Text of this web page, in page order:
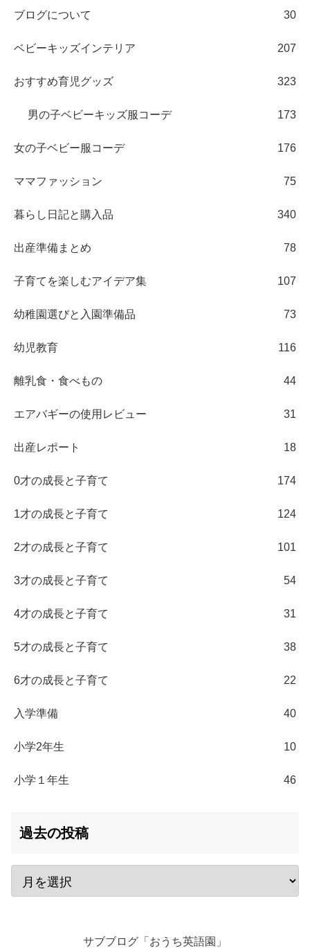
ブログについて 30
ベビーキッズインテリア 207
おすすめ育児グッズ 323
男の子ベビーキッズ服コーデ 173
女の子ベビー服コーデ 176
ママファッション 75
暮らし日記と購入品 340
出産準備まとめ 78
子育てを楽しむアイデア集 107
幼稚園選びと入園準備品 73
幼児教育 116
離乳食・食べもの 44
エアバギーの使用レビュー 31
出産レポート 18
0才の成長と子育て 174
1才の成長と子育て 124
2才の成長と子育て 101
3才の成長と子育て 54
4才の成長と子育て 31
5才の成長と子育て 38
6才の成長と子育て 22
入学準備 40
小学2年生 10
小学１年生 46
過去の投稿
サブブログ「おうち英語園」